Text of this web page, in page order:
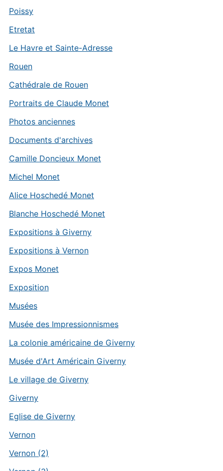
Poissy
Etretat
Le Havre et Sainte-Adresse
Rouen
Cathédrale de Rouen
Portraits de Claude Monet
Photos anciennes
Documents d'archives
Camille Doncieux Monet
Michel Monet
Alice Hoschedé Monet
Blanche Hoschedé Monet
Expositions à Giverny
Expositions à Vernon
Expos Monet
Exposition
Musées
Musée des Impressionnismes
La colonie américaine de Giverny
Musée d'Art Américain Giverny
Le village de Giverny
Giverny
Eglise de Giverny
Vernon
Vernon (2)